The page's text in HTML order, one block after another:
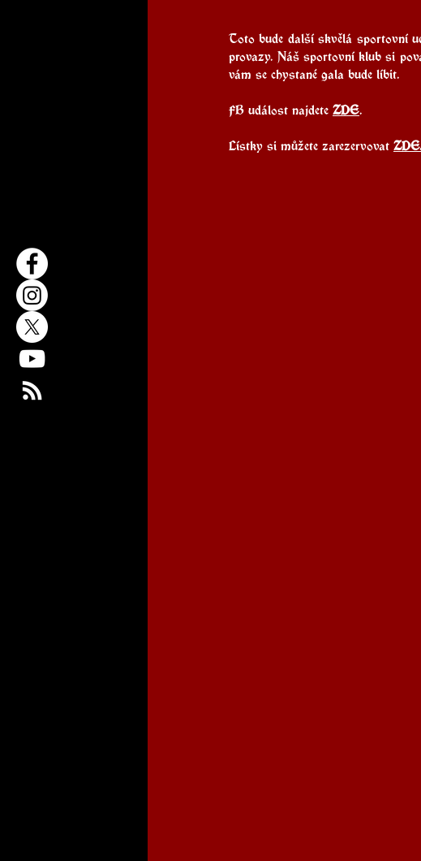
Toto bude další skvělá sportovní
provazy. Náš sportovní klub si
vám se chystané gala bude líbit.
FB událost najdete ZDE.
Lístky si můžete zarezervovat